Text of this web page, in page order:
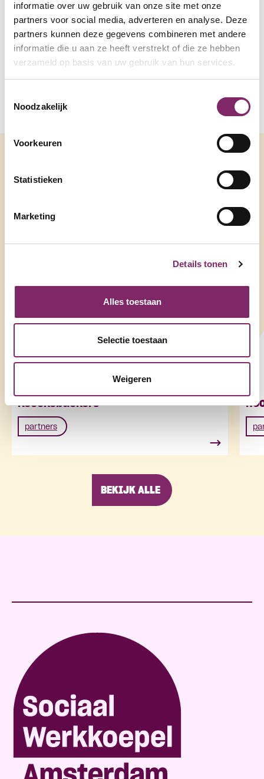
informatie over uw gebruik van onze site met onze
partners voor social media, adverteren en analyse. Deze
partners kunnen deze gegevens combineren met andere
informatie die u aan ze heeft verstrekt of die ze hebben
verzameld op basis van uw gebruik van hun services.
Noodzakelijk
Voorkeuren
Statistieken
Marketing
Details tonen
Alles toestaan
Selectie toestaan
Weigeren
locatie aan de Zekeringstraat 23 A-01: 020-
3453650.
Andere
netwerkleden
Koeckebackers
partners
BEKIJK ALLE